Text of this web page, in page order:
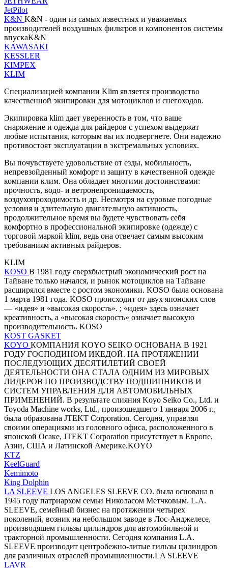
JetPilot
K&N K&N - один из самых известных и уважаемых
производителей воздушных фильтров и компонентов системы
впускаK&N
KAWASAKI
KESSLER
KIMPEX
KLIM
Специализацией компании Klim является производство
качественной экипировки для мотоциклов и снегоходов.
Экипировка klim дает уверенность в том, что ваше
снаряжение и одежда для райдеров с успехом выдержат
любые испытания, которым вы их подвергнете. Они надежно
противостоят эксплуатации в экстремальных условиях.
Вы почувствуете удовольствие от езды, мобильность,
непревзойденный комфорт и защиту в качественной одежде
компании клим. Она обладает многими достоинствами:
прочность, водо- и ветронепроницаемость,
воздухопроходимость и др. Несмотря на суровые погодные
условия и длительную двигательную активность,
продолжительное время вы будете чувствовать себя
комфортно в профессиональной экипировке (одежде) с
торговой маркой klim, ведь она отвечает самым высоким
требованиям активных райдеров.
KLIM
KOSO В 1981 году сверхбыстрый экономический рост на
Тайване только начался, и рынок мотоциклов на Тайване
расширялся вместе с ростом экономики. KOSO была основана
1 марта 1981 года. KOSO происходит от двух японских слов
— «идея» и «высокая скорость». ; «идея» здесь означает
креативность, а «высокая скорость» означает высокую
производительность. KOSO
KOST GASKET
KOYO КОМПАНИЯ KOYO SEIKO ОСНОВАНА В 1921
ГОДУ ГОСПОДИНОМ ИКЕДОЙ. НА ПРОТЯЖЕНИИ
ПОСЛЕДУЮЩИХ ДЕСЯТИЛЕТИЙ СВОЕЙ
ДЕЯТЕЛЬНОСТИ ОНА СТАЛА ОДНИМ ИЗ МИРОВЫХ
ЛИДЕРОВ ПО ПРОИЗВОДСТВУ ПОДШИПНИКОВ И
СИСТЕМ УПРАВЛЕНИЯ ДЛЯ АВТОМОБИЛЬНЫХ
ПРИМЕНЕНИЙ. В результате слияния Koyo Seiko Co., Ltd. и
Toyoda Machine works, Ltd., произошедшего 1 января 2006 г.,
была образована JTEKT Corporation. Сегодня, управляя
своими операциями из головного офиса, расположенного в
японской Осаке, JTEKT Corporation присутствует в Европе,
Азии, США и Латинской Америке.KOYO
KTZ
KeelGuard
Kemimoto
King Dolphin
LA SLEEVE LOS ANGELES SLEEVE CO. была основана в
1945 году патриархом семьи Николасом Метчковым. L.A.
SLEEVE, семейный бизнес на протяжении четырех
поколений, возник на небольшом заводе в Лос-Анджелесе,
производящем гильзы цилиндров для автомобильной и
тракторной промышленности. Сегодня компания L.A.
SLEEVE производит центробежно-литые гильзы цилиндров
для различных отраслей промышленности.LA SLEEVE
LAVR